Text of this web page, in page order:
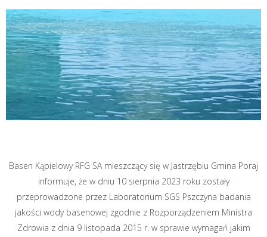
Basen Kąpielowy RFG SA mieszczący się w Jastrzębiu Gmina Poraj
informuje, że w dniu 10 sierpnia 2023 roku zostały
przeprowadzone przez Laboratorium SGS Pszczyna badania
jakości wody basenowej zgodnie z Rozporządzeniem Ministra
Zdrowia z dnia 9 listopada 2015 r. w sprawie wymagań jakim